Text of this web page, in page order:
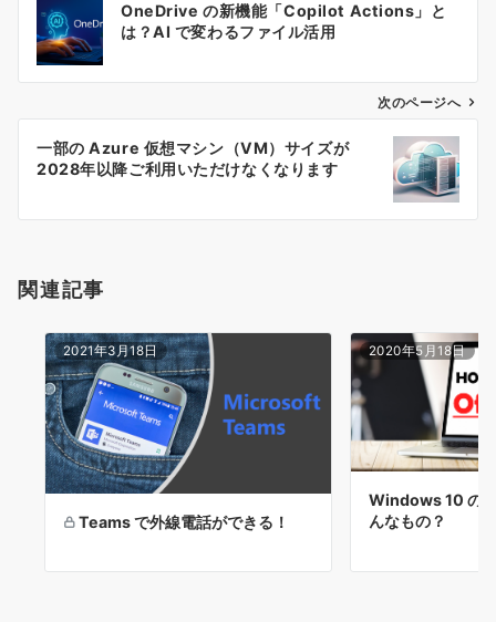
ビ
ン
OneDrive の新機能「Copilot Actions」と
は？AI で変わるファイル活用
次のページへ
一部の Azure 仮想マシン（VM）サイズが
2028年以降ご利用いただけなくなります
関連記事
2021年3月18日
Teams で外線電話ができる！
2020年5月18日
Windows 10 の
んなもの？